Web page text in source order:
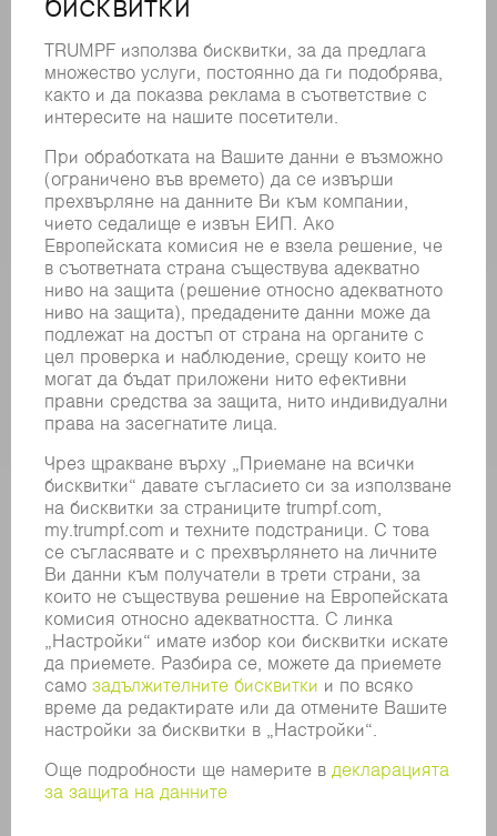
ФИЛИАЛИ
РЕГИСТРИРАНЕ ЗА БЮЛЕТИН
MYTRUMPF
ИНФОРМАЦИОННИ ЛИСТОВЕ ЗА БЕЗОПАСНОСТ
ПРОДУКТИ
ЛАЗЕР
СИЛОВА ЕЛЕКТРОНИКА
ЕЛЕКТРИЧЕСКИ ИНСТРУМЕНТИ
SMART FACTORY
СОФТУЕР
УСЛУГИ
ПРИЛОЖЕНИЯ
ОТРАСЛИ
КОМПАНИЯТА
КАРИЕРИ
СВОБОДНИ ПОЗИЦИИ
ПРОФИЛ НА КОМПАНИЯТА
УПРАВИТЕЛЕН СЪВЕТ
ГОДИШЕН ДОКЛАД
БИЗНЕС ПРИНЦИПИ
СЪОТВЕТСТВИЕ
СИСТЕМА ЗА ПОДАВАНЕ НА СИГНАЛИ
SECURITY
ПРЕССЪОБЩЕНИЯ
СПИСАНИЯ
УСТОЙЧИВОСТ
КЛИМАТ И ОКОЛНА СРЕДА
СОЦИАЛНИ ВЪПРОСИ И ОБЩЕСТВО
УПРАВЛЕНИЕ НА КОМПАНИЯТА